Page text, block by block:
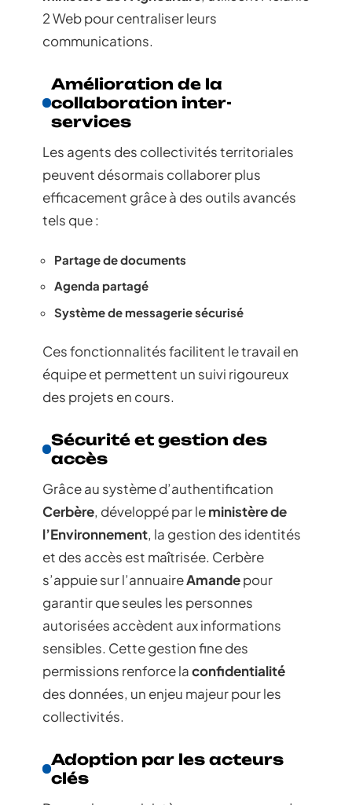
2 Web pour centraliser leurs
communications.
Amélioration de la
collaboration inter-
services
Les agents des collectivités territoriales
peuvent désormais collaborer plus
efficacement grâce à des outils avancés
tels que :
Partage de documents
Agenda partagé
Système de messagerie sécurisé
Ces fonctionnalités facilitent le travail en
équipe et permettent un suivi rigoureux
des projets en cours.
Sécurité et gestion des
accès
Grâce au système d’authentification
Cerbère, développé par leministère de
l’Environnement, la gestion des identités
et des accès est maîtrisée. Cerbère
s’appuie sur l’annuaireAmandepour
garantir que seules les personnes
autorisées accèdent aux informations
sensibles. Cette gestion fine des
permissions renforce laconfidentialité
des données, un enjeu majeur pour les
collectivités.
Adoption par les acteurs
clés